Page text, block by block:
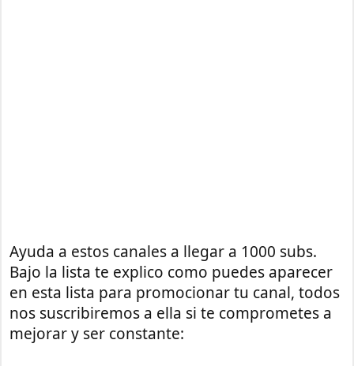
Ayuda a estos canales a llegar a 1000 subs.
Bajo la lista te explico como puedes aparecer
en esta lista para promocionar tu canal, todos
nos suscribiremos a ella si te comprometes a
mejorar y ser constante: